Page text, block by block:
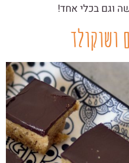
וגם בכלי אחד!
ושוקולד